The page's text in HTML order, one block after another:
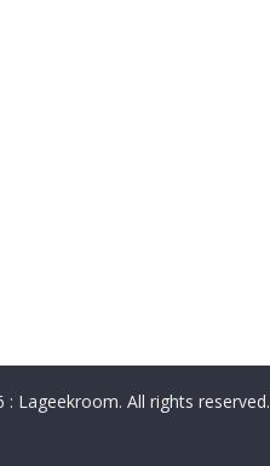
: Lageekroom. All rights reserved.